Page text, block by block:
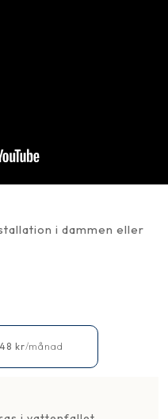
i dammen eller
kr/månad